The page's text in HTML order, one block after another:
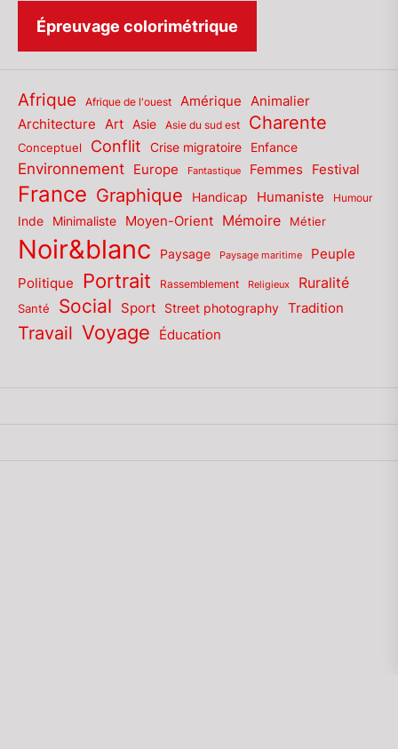
Épreuvage colorimétrique
Afrique Afrique de l'ouest Amérique Animalier
Architecture
Art Asie Asie du sud est Charente
Conceptuel Conflit Crise migratoire Enfance
Environnement Europe Fantastique Femmes Festival
France Graphique Handicap Humaniste Humour
Inde Minimaliste Moyen-Orient Mémoire Métier
Noir&blanc Paysage Paysage maritime Peuple
Politique Portrait Rassemblement Religieux Ruralité
Santé Social Sport Street photography Tradition
Travail Voyage Éducation